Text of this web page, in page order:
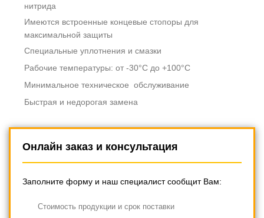
нитрида
Имеются встроенные концевые стопоры для
максимальной защиты
Специальные уплотнения и смазки
Рабочие температуры: от -30°C до +100°C
Минимальное техническое обслуживание
Быстрая и недорогая замена
Онлайн заказ и консультация
Заполните форму и наш специалист сообщит Вам:
Cтоимость продукции и срок поставки